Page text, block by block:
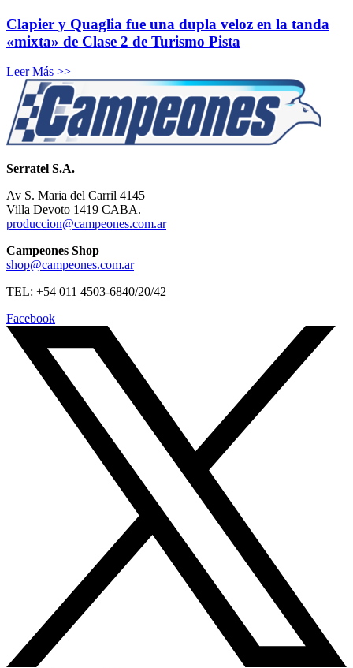
Clapier y Quaglia fue una dupla veloz en la tanda
«mixta» de Clase 2 de Turismo Pista
Leer Más >>
Serratel S.A.
Av S. Maria del Carril 4145
Villa Devoto 1419 CABA.
produccion@campeones.com.ar
Campeones Shop
shop@campeones.com.ar
TEL: +54 011 4503-6840/20/42
Facebook